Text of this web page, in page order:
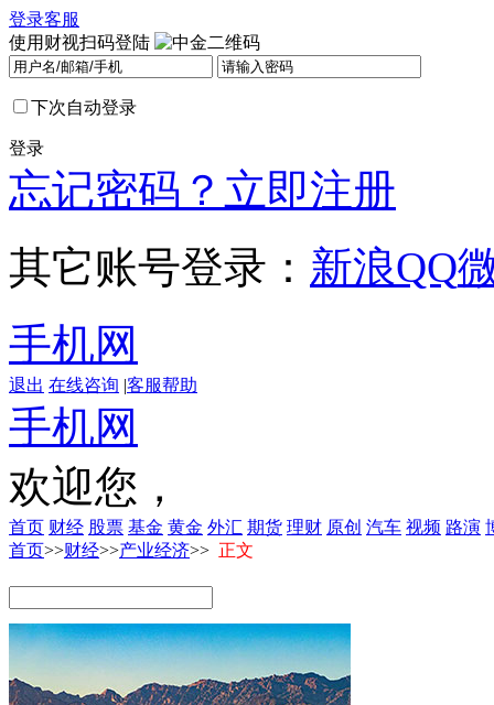
登录客服
使用财视扫码登陆
下次自动登录
登录
忘记密码？ 立即注册
其它账号登录： 新浪QQ
手机网
退出 在线咨询 |客服帮助
手机网
欢迎您，
首页 财经 股票 基金 黄金 外汇 期货 理财 原创 汽车 视频 路演
首页>>财经>>产业经济>> 正文